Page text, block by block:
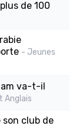
de 100
- Jeunes
va-t-il
Anglais
club de